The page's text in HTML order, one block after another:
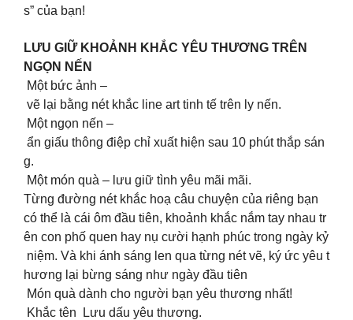
s” của bạn!
LƯU GIỮ KHOẢNH KHẮC YÊU THƯƠNG TRÊN
NGỌN NẾN
Một bức ảnh –
vẽ lại bằng nét khắc line art tinh tế trên ly nến.
Một ngọn nến –
ẩn giấu thông điệp chỉ xuất hiện sau 10 phút thắp sán
g.
Một món quà – lưu giữ tình yêu mãi mãi.
Từng đường nét khắc hoạ câu chuyện của riêng bạn
có thể là cái ôm đầu tiên, khoảnh khắc nắm tay nhau tr
ên con phố quen hay nụ cười hạnh phúc trong ngày kỷ
niệm. Và khi ánh sáng len qua từng nét vẽ, ký ức yêu t
hương lại bừng sáng như ngày đầu tiên
Món quà dành cho người bạn yêu thương nhất!
Khắc tên Lưu dấu yêu thương.